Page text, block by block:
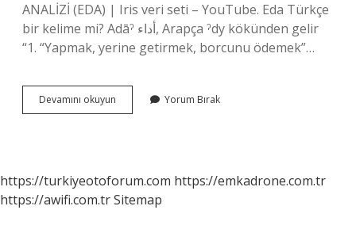
ANALİZİ (EDA) | Iris veri seti – YouTube. Eda Türkçe
bir kelime mi? Adāˀ أداء, Arapça ˀdy kökünden gelir
“1. “Yapmak, yerine getirmek, borcunu ödemek”…
Devamını okuyun
Ne
Yorum Bırak
https://turkiyeotoforum.com https://emkadrone.com.tr
https://awifi.com.trSitemap